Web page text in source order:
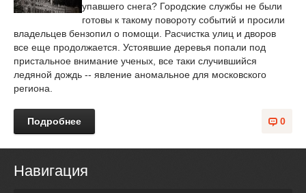
упавшего снега? Городские службы не были
готовы к такому повороту событий и просили
владельцев бензопил о помощи. Расчистка улиц и дворов
все еще продолжается. Устоявшие деревья попали под
пристальное внимание ученых, все таки случившийся
ледяной дождь -- явление аномальное для московского
региона.
0
Подробнее
Навигация